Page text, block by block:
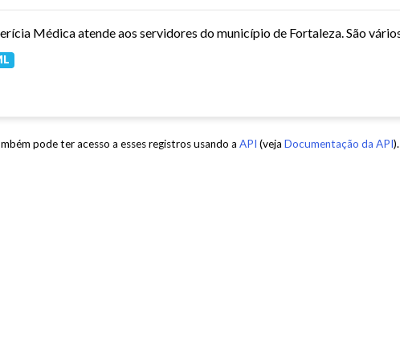
pode ter acesso a esses registros usando a API (veja Documentação da API).